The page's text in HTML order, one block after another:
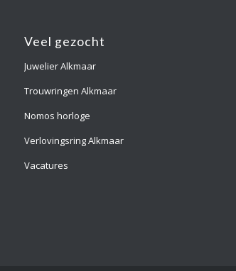
Veel gezocht
Juwelier Alkmaar
Trouwringen Alkmaar
Nomos horloge
Verlovingsring Alkmaar
Vacatures